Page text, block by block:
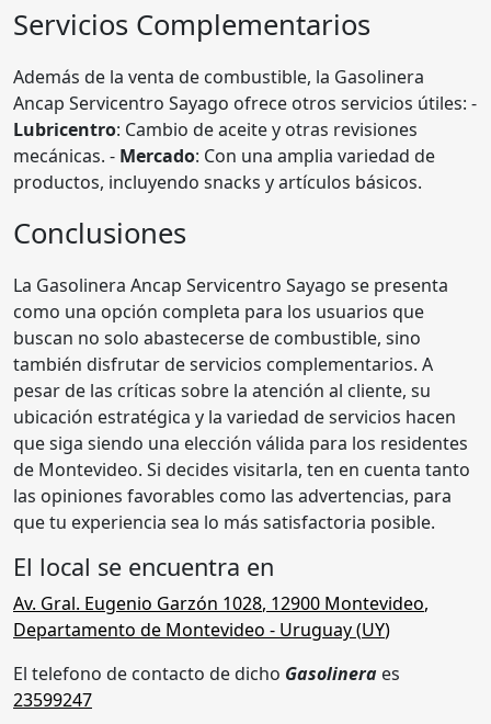
Servicios Complementarios
Además de la venta de combustible, la Gasolinera
Ancap Servicentro Sayago ofrece otros servicios útiles: -
Lubricentro: Cambio de aceite y otras revisiones
mecánicas. - Mercado: Con una amplia variedad de
productos, incluyendo snacks y artículos básicos.
Conclusiones
La Gasolinera Ancap Servicentro Sayago se presenta
como una opción completa para los usuarios que
buscan no solo abastecerse de combustible, sino
también disfrutar de servicios complementarios. A
pesar de las críticas sobre la atención al cliente, su
ubicación estratégica y la variedad de servicios hacen
que siga siendo una elección válida para los residentes
de Montevideo. Si decides visitarla, ten en cuenta tanto
las opiniones favorables como las advertencias, para
que tu experiencia sea lo más satisfactoria posible.
El local se encuentra en
Av. Gral. Eugenio Garzón 1028, 12900 Montevideo,
Departamento de Montevideo - Uruguay (UY)
El telefono de contacto de dicho Gasolinera es
23599247